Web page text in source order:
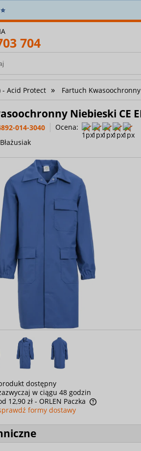
powyżej 400 zł? Wysyłkę
704
- Acid Protect » Fartuch
Niebieski CE
014-3040
Ocena:
dostępny
w ciągu 48 godzin
12,90 zł - ORLEN Paczka
formy dostawy